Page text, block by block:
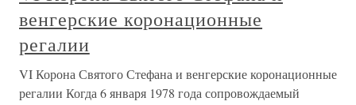
венгерские коронационные
регалии
VI Корона Святого Стефана и венгерские коронационные
регалии Когда 6 января 1978 года сопровождаемый